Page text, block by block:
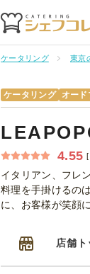
ケータリング 東京
ケータリング オード
4.55
イタリアン、フレ
料理を手掛けるの
に、お客様が笑顔
店舗ト